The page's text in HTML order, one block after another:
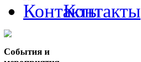
Контакты
События и